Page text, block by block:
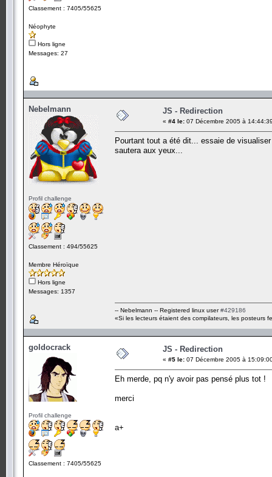
Classement : 7405/55625
Néophyte
Hors ligne
Messages: 27
Nebelmann
Profil challenge
Classement : 494/55625
Membre Héroïque
Hors ligne
Messages: 1357
JS - Redirection
« #4 le: 07 Décembre 2005 à
Pourtant tout a été dit... essaie de
sautera aux yeux...
-- Nebelmann -- Registered linux user#429186
«Si les lecteurs étaient des compilateurs, les posteurs
goldocrack
Profil challenge
Classement : 7405/55625
JS - Redirection
« #5 le: 07 Décembre 2005 à
Eh merde, pq n'y avoir pas pensé plus tot !
merci
a+